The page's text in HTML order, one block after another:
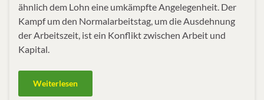
ähnlich dem Lohn eine umkämpfte Angelegenheit. Der
Kampf um den Normalarbeitstag, um die Ausdehnung
der Arbeitszeit, ist ein Konflikt zwischen Arbeit und
Kapital.
Weiterlesen